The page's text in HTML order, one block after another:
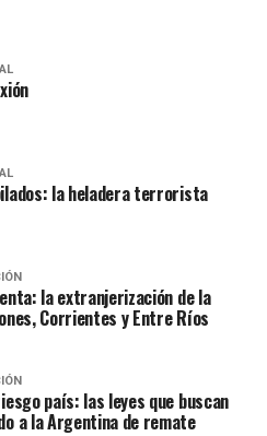
la heladera terrorista
la extranjerización de la
Corrientes y Entre Ríos
país: las leyes que buscan
a la Argentina de remate